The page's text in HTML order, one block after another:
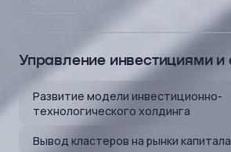
Управление инвестициями и
Развитие модели инвестиционно-
технологического холдинга
Вывод кластеров на рынки капитала